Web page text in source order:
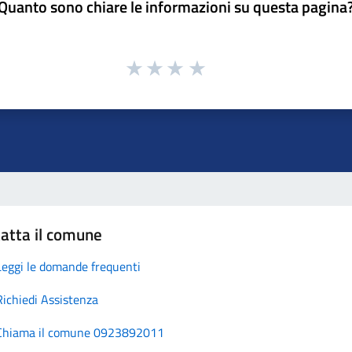
sono chiare le informazioni su questa
il comune
le domande frequenti
Assistenza
il comune 0923892011